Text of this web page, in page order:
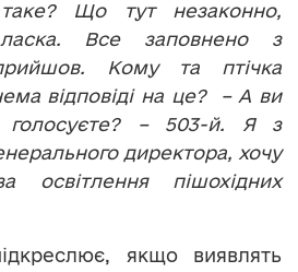
Що тут незаконно,
Все заповнено з
Кому та птічка
відповіді на це? – А ви
голосуєте? – 503-й. Я з
директора, хочу
освітлення пішохідних
якщо виявлять